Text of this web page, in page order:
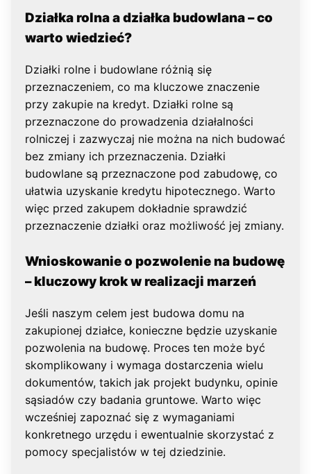
Działka rolna a działka budowlana – co
warto wiedzieć?
Działki rolne i budowlane różnią się
przeznaczeniem, co ma kluczowe znaczenie
przy zakupie na kredyt. Działki rolne są
przeznaczone do prowadzenia działalności
rolniczej i zazwyczaj nie można na nich budować
bez zmiany ich przeznaczenia. Działki
budowlane są przeznaczone pod zabudowę, co
ułatwia uzyskanie kredytu hipotecznego. Warto
więc przed zakupem dokładnie sprawdzić
przeznaczenie działki oraz możliwość jej zmiany.
Wnioskowanie o pozwolenie na budowę
– kluczowy krok w realizacji marzeń
Jeśli naszym celem jest budowa domu na
zakupionej działce, konieczne będzie uzyskanie
pozwolenia na budowę. Proces ten może być
skomplikowany i wymaga dostarczenia wielu
dokumentów, takich jak projekt budynku, opinie
sąsiadów czy badania gruntowe. Warto więc
wcześniej zapoznać się z wymaganiami
konkretnego urzędu i ewentualnie skorzystać z
pomocy specjalistów w tej dziedzinie.